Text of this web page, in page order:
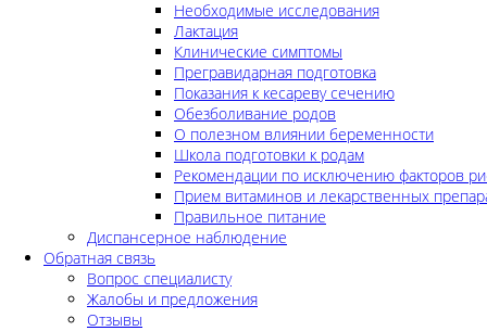
Необходимые исследования
Лактация
Клинические симптомы
Прегравидарная подготовка
Показания к кесареву сечению
Обезболивание родов
О полезном влиянии беременности
Школа подготовки к родам
Рекомендации по исключению факторов
Прием витаминов и лекарственных
Правильное питание
Диспансерное наблюдение
Обратная связь
Вопрос специалисту
Жалобы и предложения
Отзывы